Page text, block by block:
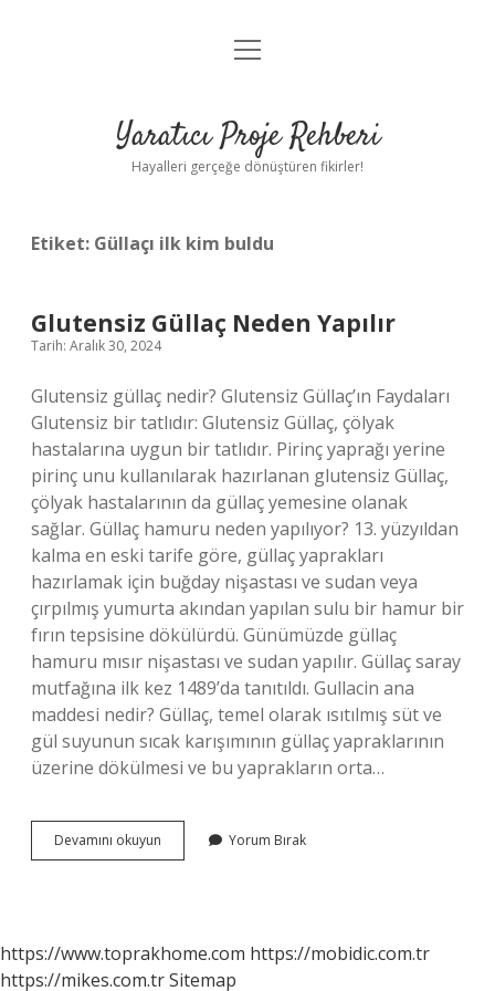
Anasayfa
Yasal Uyarı
menüyü
Yaratıcı Proje Rehberi
Hayalleri gerçeğe dönüştüren fikirler!
Etiket: Güllaçı ilk kim buldu
Glutensiz Güllaç Neden Yapılır
Tarih: Aralık 30, 2024
Glutensiz güllaç nedir? Glutensiz Güllaç’ın Faydaları
Glutensiz bir tatlıdır: Glutensiz Güllaç, çölyak
hastalarına uygun bir tatlıdır. Pirinç yaprağı yerine
pirinç unu kullanılarak hazırlanan glutensiz Güllaç,
çölyak hastalarının da güllaç yemesine olanak
sağlar. Güllaç hamuru neden yapılıyor? 13. yüzyıldan
kalma en eski tarife göre, güllaç yaprakları
hazırlamak için buğday nişastası ve sudan veya
çırpılmış yumurta akından yapılan sulu bir hamur bir
fırın tepsisine dökülürdü. Günümüzde güllaç
hamuru mısır nişastası ve sudan yapılır. Güllaç saray
mutfağına ilk kez 1489’da tanıtıldı. Gullacin ana
maddesi nedir? Güllaç, temel olarak ısıtılmış süt ve
gül suyunun sıcak karışımının güllaç yapraklarının
üzerine dökülmesi ve bu yaprakların orta…
Devamını okuyun Glutensiz
Güllaç
Yorum Bırak
https://www.toprakhome.com https://mobidic.com.tr
https://mikes.com.trSitemap